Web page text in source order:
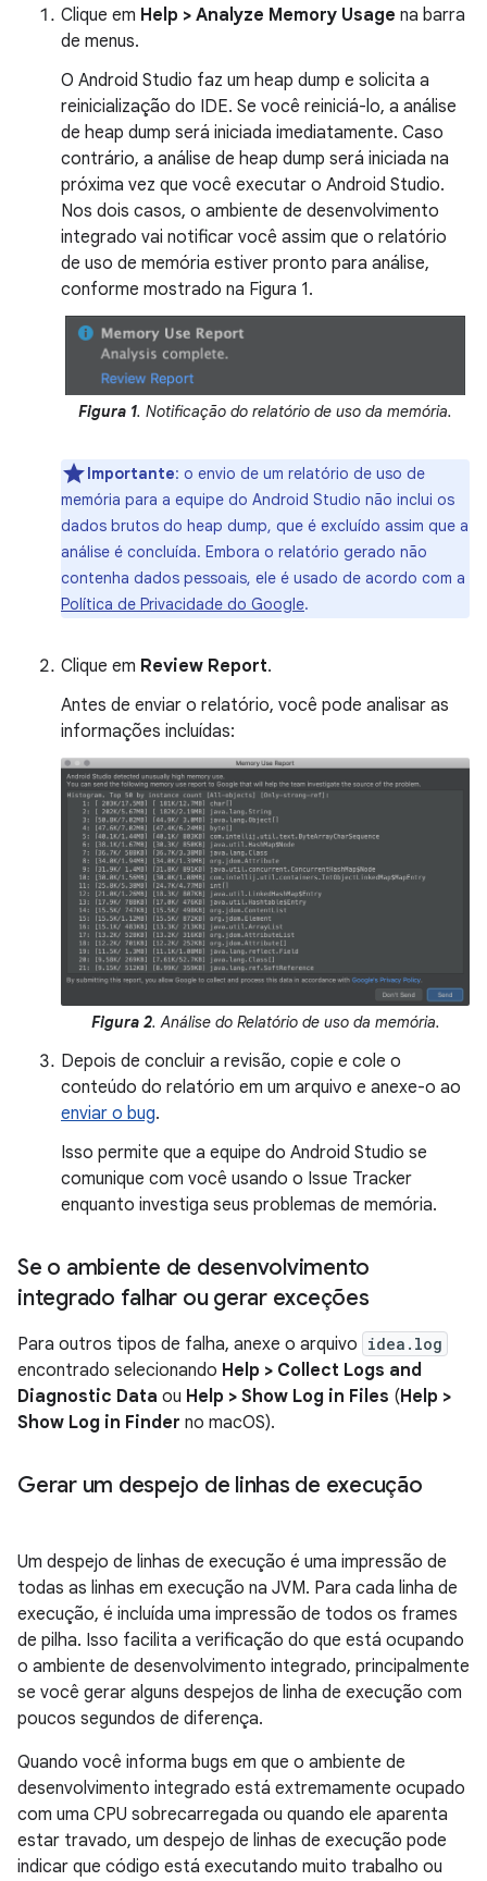
Clique em Help > Analyze Memory Usage na barra
de menus.
O Android Studio faz um heap dump e solicita a
reinicialização do IDE. Se você reiniciá-lo, a análise
de heap dump será iniciada imediatamente. Caso
contrário, a análise de heap dump será iniciada na
próxima vez que você executar o Android Studio.
Nos dois casos, o ambiente de desenvolvimento
integrado vai notificar você assim que o relatório
de uso de memória estiver pronto para análise,
conforme mostrado na Figura 1.
Figura 1. Notificação do relatório de uso da memória.
Importante: o envio de um relatório de uso de
memória para a equipe do Android Studio não inclui os
dados brutos do heap dump, que é excluído assim que a
análise é concluída. Embora o relatório gerado não
contenha dados pessoais, ele é usado de acordo com a
Política de Privacidade do Google.
Clique em Review Report.
Antes de enviar o relatório, você pode analisar as
informações incluídas:
Figura 2. Análise do Relatório de uso da memória.
Depois de concluir a revisão, copie e cole o
conteúdo do relatório em um arquivo e anexe-o ao
enviar o bug.
Isso permite que a equipe do Android Studio se
comunique com você usando o Issue Tracker
enquanto investiga seus problemas de memória.
Se o ambiente de desenvolvimento
integrado falhar ou gerar exceções
Para outros tipos de falha, anexe o arquivo idea.log
encontrado selecionando Help > Collect Logs and
Diagnostic Data ou Help > Show Log in Files (Help >
Show Log in Finder no macOS).
Gerar um despejo de linhas de execução
Um despejo de linhas de execução é uma impressão de
todas as linhas em execução na JVM. Para cada linha de
execução, é incluída uma impressão de todos os frames
de pilha. Isso facilita a verificação do que está ocupando
o ambiente de desenvolvimento integrado, principalmente
se você gerar alguns despejos de linha de execução com
poucos segundos de diferença.
Quando você informa bugs em que o ambiente de
desenvolvimento integrado está extremamente ocupado
com uma CPU sobrecarregada ou quando ele aparenta
estar travado, um despejo de linhas de execução pode
indicar que código está executando muito trabalho ou